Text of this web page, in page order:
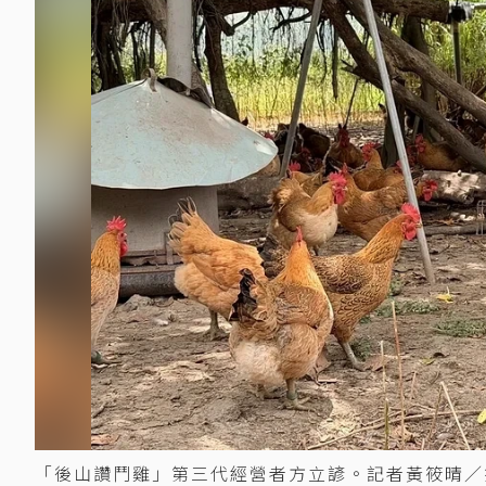
「後山讚鬥雞」第三代經營者方立諺。記者黃筱晴